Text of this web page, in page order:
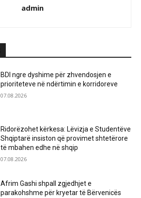
admin
BDI ngre dyshime për zhvendosjen e
prioriteteve në ndërtimin e korridoreve
07.08.2026
Ridorëzohet kërkesa: Lëvizja e Studentëve
Shqiptarë insiston që provimet shtetërore
të mbahen edhe në shqip
07.08.2026
Afrim Gashi shpall zgjedhjet e
parakohshme për kryetar të Bërvenicës